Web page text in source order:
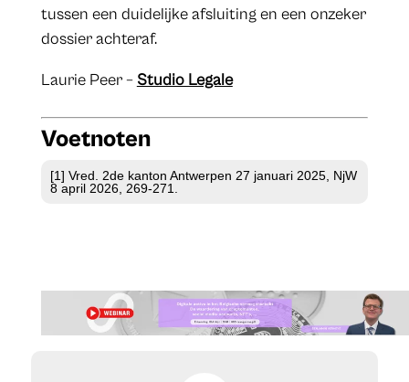
tussen een duidelijke afsluiting en een onzeker
dossier achteraf.
Laurie Peer – Studio Legale
Voetnoten
[1] Vred. 2de kanton Antwerpen 27 januari 2025, NjW
8 april 2026, 269-271.